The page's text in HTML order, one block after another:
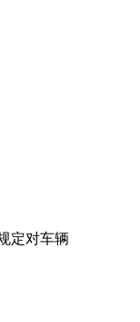
定对车辆